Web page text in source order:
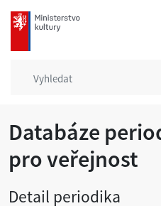
mkcr.cz
Databáze
pro veřejnost
Detail periodika